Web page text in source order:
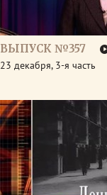
ВЫПУСК №357
23 декабря, 3-я часть